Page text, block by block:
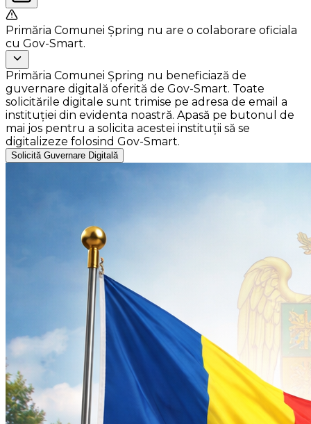
Primăria Comunei Șpring nu are o colaborare oficiala
cu Gov-Smart.
Primăria Comunei Șpring nu beneficiază de
guvernare digitală oferită de Gov-Smart. Toate
solicitările digitale sunt trimise pe adresa de email a
instituției din evidenta noastră. Apasă pe butonul de
mai jos pentru a solicita acestei instituții să se
digitalizeze folosind Gov-Smart.
Solicită Guvernare Digitală